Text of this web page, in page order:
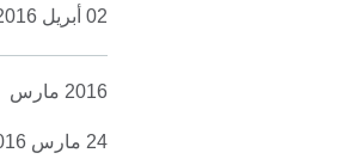
02 أبريل 2016
2016 مارس
24 مارس 2016